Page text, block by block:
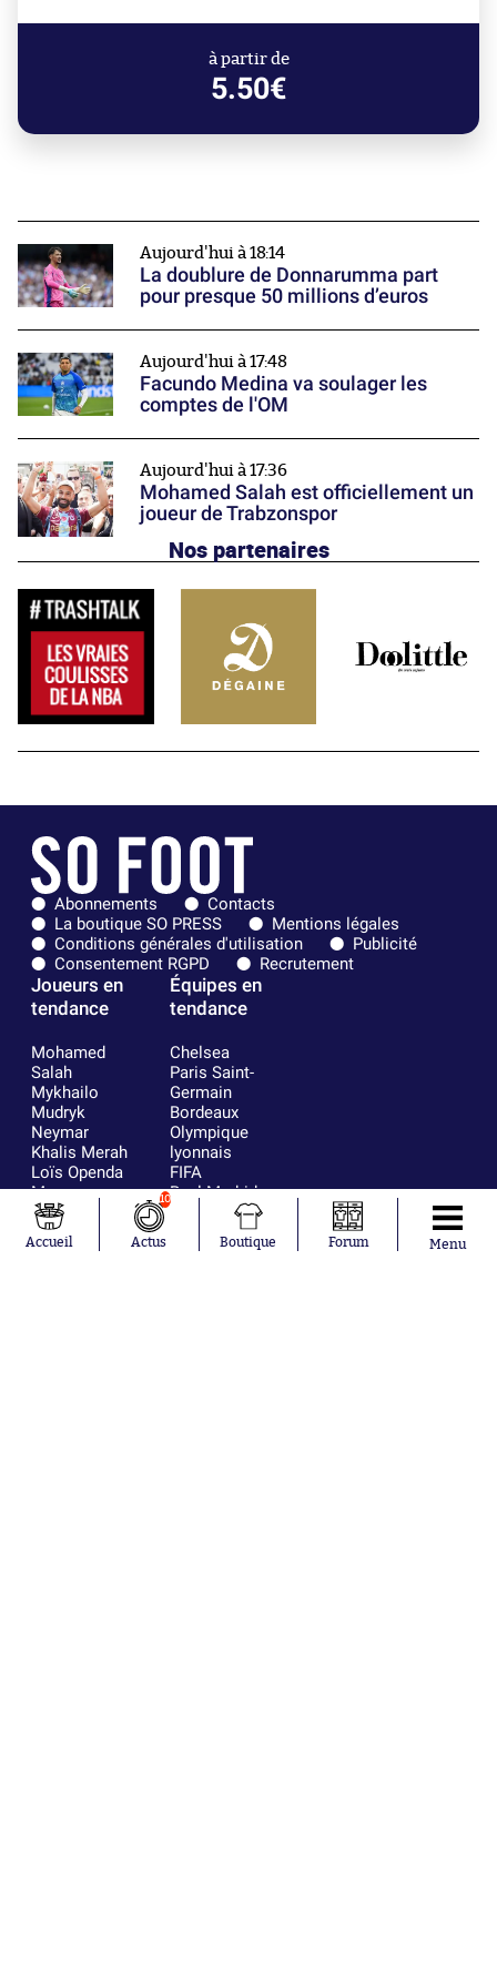
à partir de
5.50€
Aujourd'hui à 18:14
La doublure de Donnarumma part
pour presque 50 millions d’euros
Aujourd'hui à 17:48
Facundo Medina va soulager les
comptes de l'OM
Aujourd'hui à 17:36
Mohamed Salah est officiellement un
joueur de Trabzonspor
Nos partenaires
Abonnements
Contacts
La boutique SO PRESS
Mentions légales
Conditions générales d'utilisation
Publicité
Consentement RGPD
Recrutement
Joueurs en
tendance
Mohamed
Salah
Mykhailo
Mudryk
Neymar
Khalis Merah
Loïs Openda
Moussa
Niakhaté
Nicolás
Tagliafico
Équipes en
tendance
Chelsea
Paris Saint-
Germain
Bordeaux
Olympique
lyonnais
FIFA
Real Madrid
RC Strasbourg
AC Milan
France
Accueil
10
Actus Boutique Forum Menu